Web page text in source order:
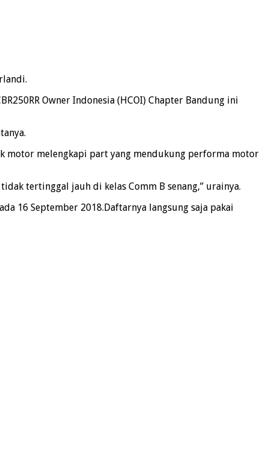
Owner Indonesia (HCOI) Chapter Bandung ini
motor melengkapi part yang mendukung performa motor
tertinggal jauh di kelas Comm B senang,” urainya.
16 September 2018.Daftarnya langsung saja pakai